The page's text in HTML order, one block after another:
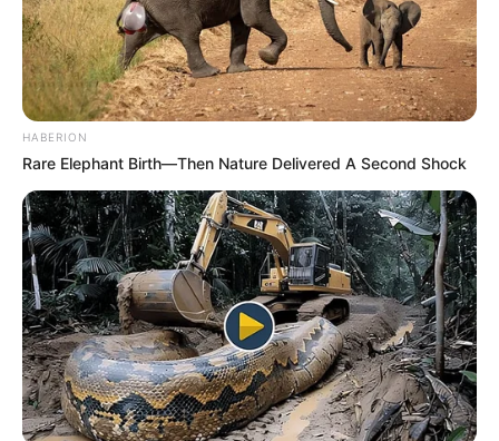
HABERION
Rare Elephant Birth—Then Nature Delivered A Second Shock